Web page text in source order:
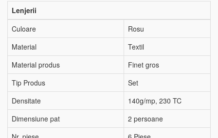
Lenjerii
Culoare
Rosu
Material
Textil
Material produs
Finet gros
Tip Produs
Set
Densitate
140g/mp, 230 TC
Dimensiune pat
2 persoane